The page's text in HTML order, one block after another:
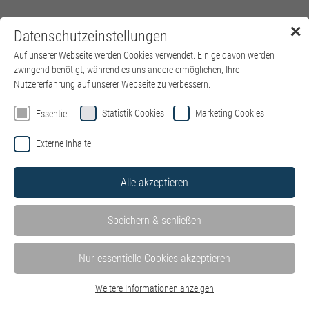
Menü
Willkommen auf der Jobbörse von
kbo – Kliniken des Bezirks
Oberbayern
Hier finden Sie alle Stellenangebote in unseren Kliniken und
Einrichtungen – wohnortnah in ganz Oberbayern. Mit Klick auf
die einzelnen Kliniken können Sie die dort ausgeschriebenen
Stellenangebote ganz einfach filtern.
Stellen der IT des Bezirks Oberbayern GmbH finden Sie hier auf
Website der IT.
Bewerben Sie sich jetzt alsHR Systems Specialist (m/w/d) –
Schwerpunkt P&I LOGA.
✕
Datenschutzeinstellungen
Auf unserer Webseite werden Cookies verwendet. Einige davon werden
zwingend benötigt, während es uns andere ermöglichen, Ihre
Nutzererfahrung auf unserer Webseite zu verbessern.
Essentiell Statistik Cookies Marketing Cookies
Externe Inhalte
Alle akzeptieren
Speichern & schließen
Nur essentielle Cookies akzeptieren
Weitere Informationen anzeigen